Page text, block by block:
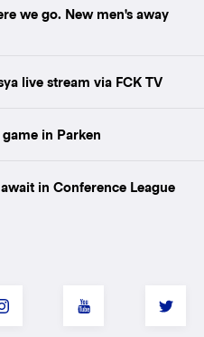
we go. New men's away
live stream via FCK TV
in Parken
in Conference League